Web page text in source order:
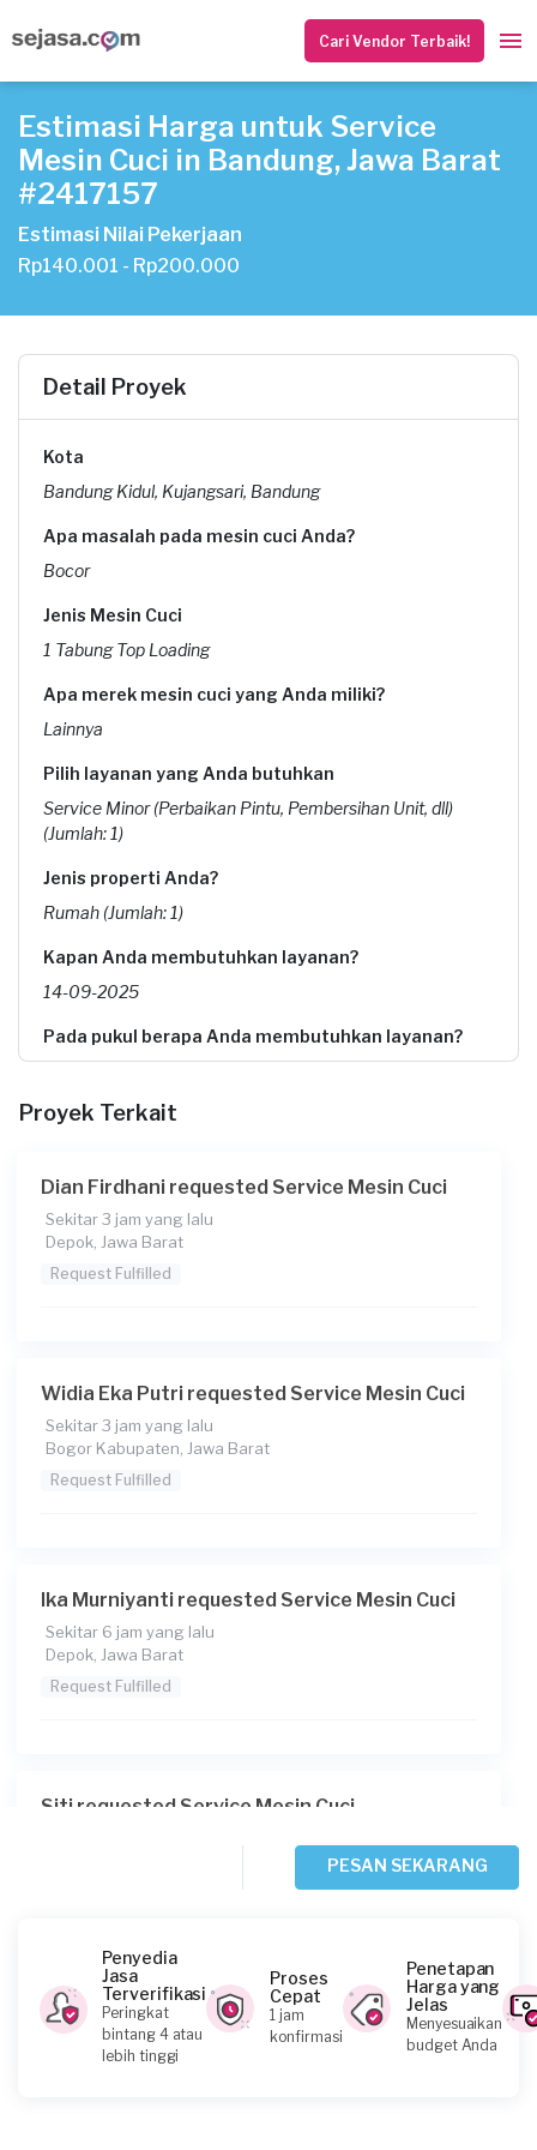
Cari Vendor Terbaik!
Estimasi Harga untuk Service
Mesin Cuci in Bandung, Jawa Barat
#2417157
Estimasi Nilai Pekerjaan
Rp140.001 - Rp200.000
Detail Proyek
Kota
Bandung Kidul, Kujangsari, Bandung
Apa masalah pada mesin cuci Anda?
Bocor
Jenis Mesin Cuci
1 Tabung Top Loading
Apa merek mesin cuci yang Anda miliki?
Lainnya
Pilih layanan yang Anda butuhkan
Service Minor (Perbaikan Pintu, Pembersihan Unit, dll)
(Jumlah: 1)
Jenis properti Anda?
Rumah (Jumlah: 1)
Kapan Anda membutuhkan layanan?
14-09-2025
Pada pukul berapa Anda membutuhkan layanan?
Berapa budget total untuk layanan ini?
Transaksi)
Catatan
Proyek Terkait
Dian Firdhani requested Service Mesin Cuci
Sekitar 3 jam yang lalu
Depok, Jawa Barat
Request Fulfilled
Widia Eka Putri requested Service Mesin Cuci
Sekitar 3 jam yang lalu
Bogor Kabupaten, Jawa Barat
Request Fulfilled
Ika Murniyanti requested Service Mesin Cuci
Sekitar 6 jam yang lalu
Depok, Jawa Barat
Request Fulfilled
Siti requested Service Mesin Cuci
Gisella Alrisa requested Service Mesin Cuci
Sekitar 14 jam yang lalu
Bogor Kabupaten, Jawa Barat
PESAN SEKARANG
Penyedia
Jasa
Terverifikasi
Peringkat
bintang 4 atau
lebih tinggi
Proses
Cepat
1 jam
konfirmasi
Penetapan
Harga yang
Jelas
Menyesuaikan
budget Anda